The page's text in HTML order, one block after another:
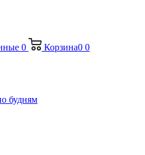
0 Корзина0 0
будням